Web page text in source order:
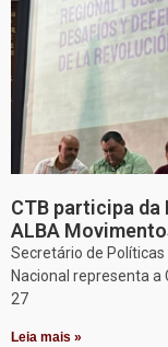
CTB participa
ALBA
Secretário de
Nacional representa
27
Leia mais »